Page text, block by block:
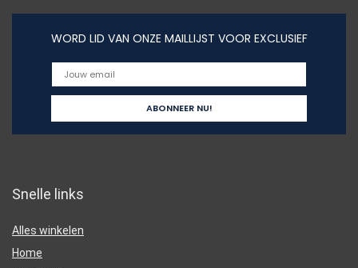
WORD LID VAN ONZE MAILLIJST VOOR EXCLUSIEF
Snelle links
Alles winkelen
Home